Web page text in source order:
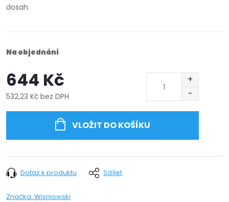
dosah.
Na objednání
644 Kč
532,23 Kč bez DPH
VLOŽIT DO KOŠÍKU
Dotaz k produktu Sdílet
Značka: Wisniowski